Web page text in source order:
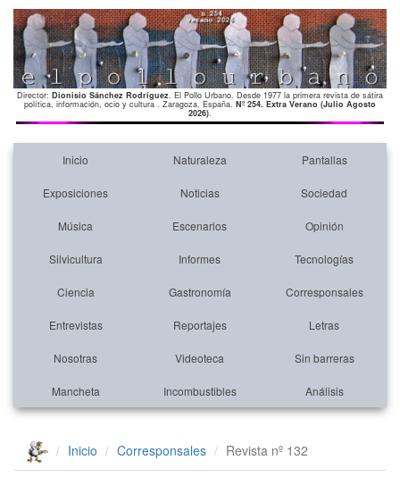
Director: Dionisio Sánchez Rodríguez. El Pollo Urbano. Desde 1977 la primera revista de sátira
política, información, ocio y cultura . Zaragoza. España. Nº 254. Extra Verano (Julio Agosto
2026).
Inicio Naturaleza Pantallas
Exposiciones Noticias Sociedad
Música Escenarios Opinión
Silvicultura Informes Tecnologías
Ciencia Gastronomía Corresponsales
Entrevistas Reportajes Letras
Nosotras Videoteca Sin barreras
Mancheta Incombustibles Análisis
Inicio Corresponsales Revista nº 132